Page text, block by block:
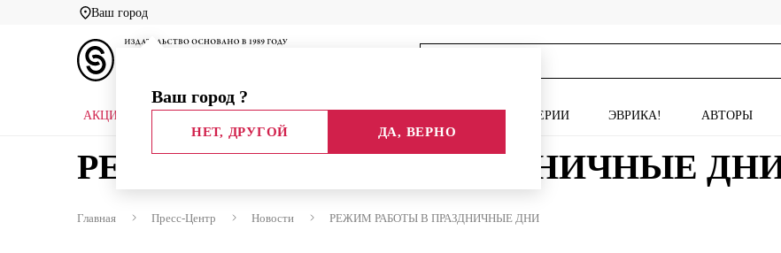
Ваш город
Ваш город ?
НЕТ, ДРУГОЙ ДА, ВЕРНО
АКЦИИ СЕРИИ ЭВРИКА! АВТОРЫ
РЕЖИМ РАБОТЫ В ПРАЗДНИЧНЫЕ
Главная Пресс-Центр Новости РЕЖИМ РАБОТЫ В ПРАЗДНИЧНЫЕ ДНИ